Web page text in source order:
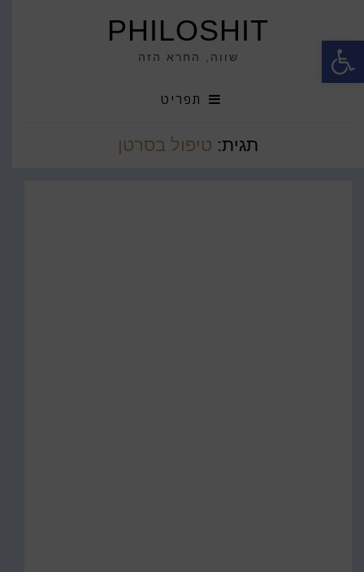
פתח סרגל נגישות PHILOSHIT
שווה, החרא הזה
תפריט
תגית: טיפול בסרטן